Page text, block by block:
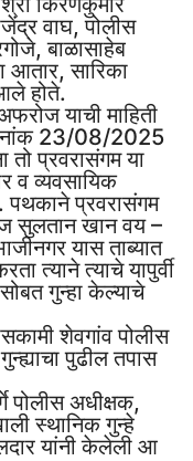
वाघ, पोलीस
बाळासाहेब
आतार, सारिका
होते.
याची माहिती
23/08/2025
तो प्रवरासंगम या
व व्यवसायिक
पथकाने प्रवरासंगम
सुलतान खान वय –
यास ताब्यात
त्याने त्याचे यापुर्वी
गुन्हा केल्याचे
शेवगांव पोलीस
पुढील तपास
पोलीस अधीक्षक,
स्थानिक गुन्हे
यांनी केलेली आ